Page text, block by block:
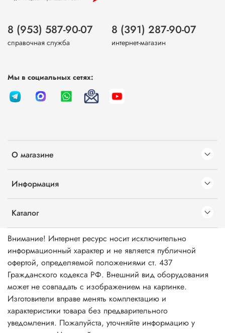
О магазине
Информация
Каталог
8 (953) 587-90-07
справочная служба
8 (391) 287-90-07
интернет-магазин
Мы в социальных сетях:
Внимание! Интернет ресурс носит исключительно
информационный характер и не является публичной
офертой, определяемой положениями ст. 437
Гражданского кодекса РФ. Внешний вид оборудования
может не совпадать с изображением на картинке.
Изготовители вправе менять комплектацию и
характеристики товара без предварительного
уведомления. Пожалуйста, уточняйте информацию у